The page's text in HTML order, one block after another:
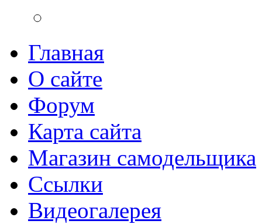
Главная
О сайте
Форум
Карта сайта
Магазин самодельщика
Ссылки
Видеогалерея